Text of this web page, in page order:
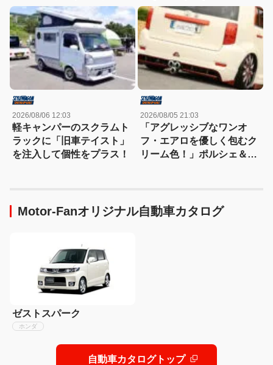
つけた!!
ーを2代乗り継ぎ中!!
2026/08/06 12:03
軽キャンパーのスクラムト
ラックに「旧車テイスト」
を注入して個性をプラス！
2026/08/05 21:03
「アグレッシブなワンオ
フ・エアロを優しく包むク
リーム色！」ポルシェ＆ダ
Motor-Fanオリジナル自動車カタログ
ゼストスパーク
ホンダ
自動車カタログトップ